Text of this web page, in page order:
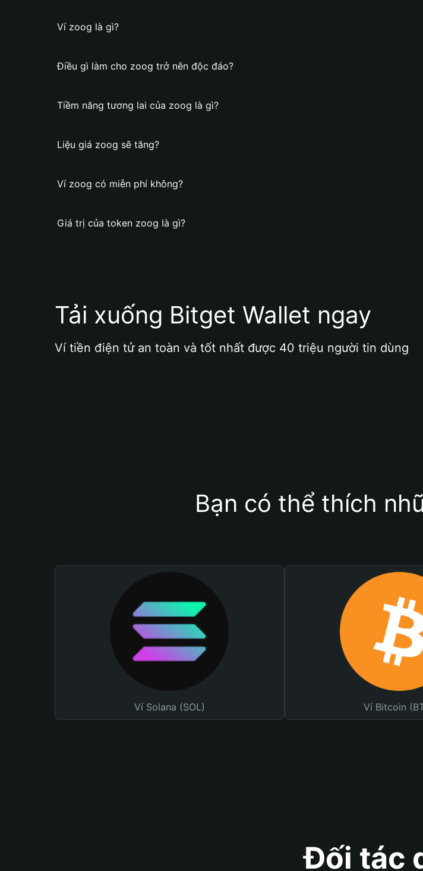
Ví zoog là gì?
Điều gì làm cho zoog trở nên độc đáo?
Tiềm năng tương lai của zoog là gì?
Liệu giá zoog sẽ tăng?
Ví zoog có miễn phí không?
Giá trị của token zoog là gì?
Tải xuống Bitget Wallet ngay
Ví tiền điện tử an toàn và tốt nhất được 40 triệu người tin dùng
Bạn có thể thích
Ví Solana (SOL) Ví Bitcoin
Đối tác